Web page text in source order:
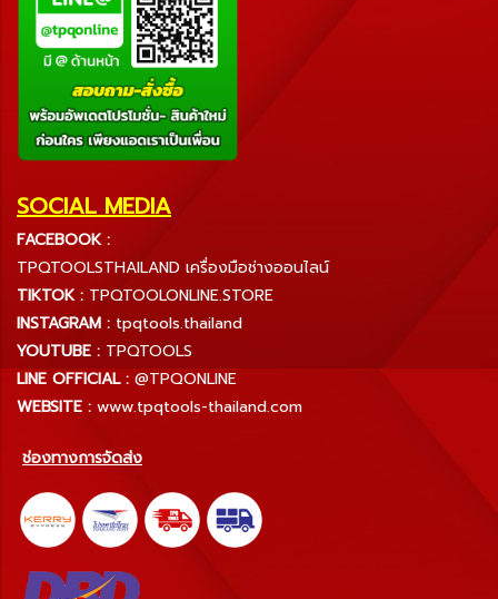
SOCIAL MEDIA
FACEBOOK :
TPQTOOLSTHAILAND เครื่องมือช่างออนไลน์
TIKTOK : TPQTOOLONLINE.STORE
INSTAGRAM : tpqtools.thailand
YOUTUBE : TPQTOOLS
LINE OFFICIAL : @TPQONLINE
WEBSITE : www.tpqtools-thailand.com
ช่องทางการจัดส่ง